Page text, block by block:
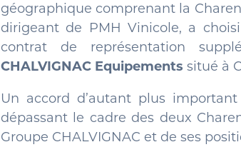
géographique comprenant la
dirigeant de PMH Vinicole, a
contrat de représentation
CHALVIGNAC Equipements situé à
Un accord d’autant plus
dépassant le cadre des deux
Groupe CHALVIGNAC et de ses